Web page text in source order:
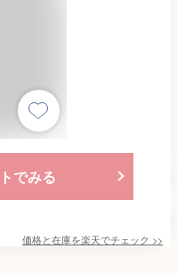
でみる
価格と在庫を楽天でチェック >>